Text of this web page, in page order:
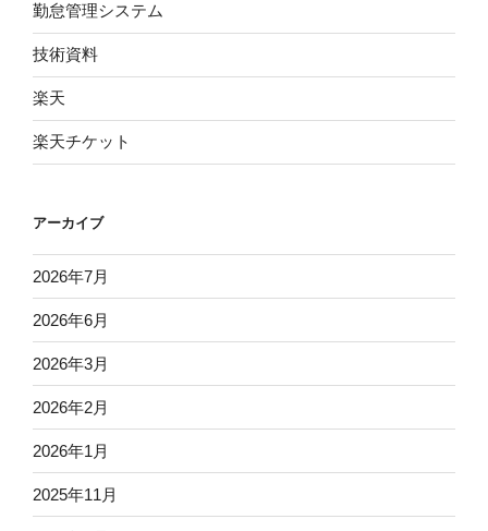
勤怠管理システム
技術資料
楽天
楽天チケット
アーカイブ
2026年7月
2026年6月
2026年3月
2026年2月
2026年1月
2025年11月